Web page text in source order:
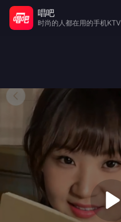
唱吧
时尚的人都在用的手机KTV